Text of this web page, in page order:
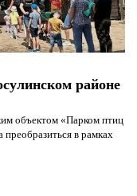
районе
объектом «Парком птиц
в рамках